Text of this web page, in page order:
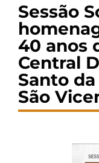
Sessão
40 anos
Central
Santo
São